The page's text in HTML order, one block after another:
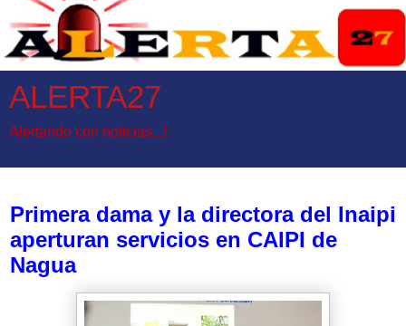
ALERTA27
Alertando con noticias...!
Primera dama y la directora del Inaipi
aperturan servicios en CAIPI de
Nagua